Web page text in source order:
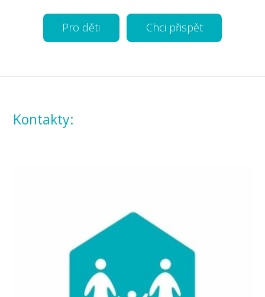
Pro děti Chci přispět
Kontakty: